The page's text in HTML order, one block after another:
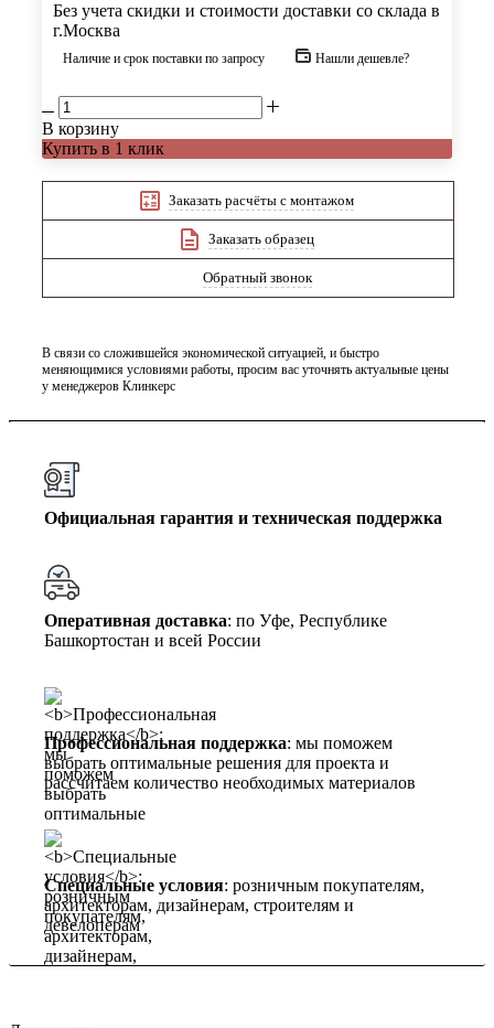
Без учета скидки и стоимости доставки со склада в
г.Москва
Наличие и срок поставки по запросу Нашли дешевле?
В корзину
Купить в 1 клик
Заказать расчёты с монтажом
Заказать образец
Обратный звонок
В связи со сложившейся экономической ситуацией, и быстро
меняющимися условиями работы, просим вас уточнять актуальные цены
у менеджеров Клинкерс
Официальная гарантия и техническая поддержка
Оперативная доставка: по Уфе, Республике
Башкортостан и всей России
Профессиональная поддержка: мы поможем
выбрать оптимальные решения для проекта и
рассчитаем количество необходимых материалов
Специальные условия: розничным покупателям,
архитекторам, дизайнерам, строителям и
девелоперам